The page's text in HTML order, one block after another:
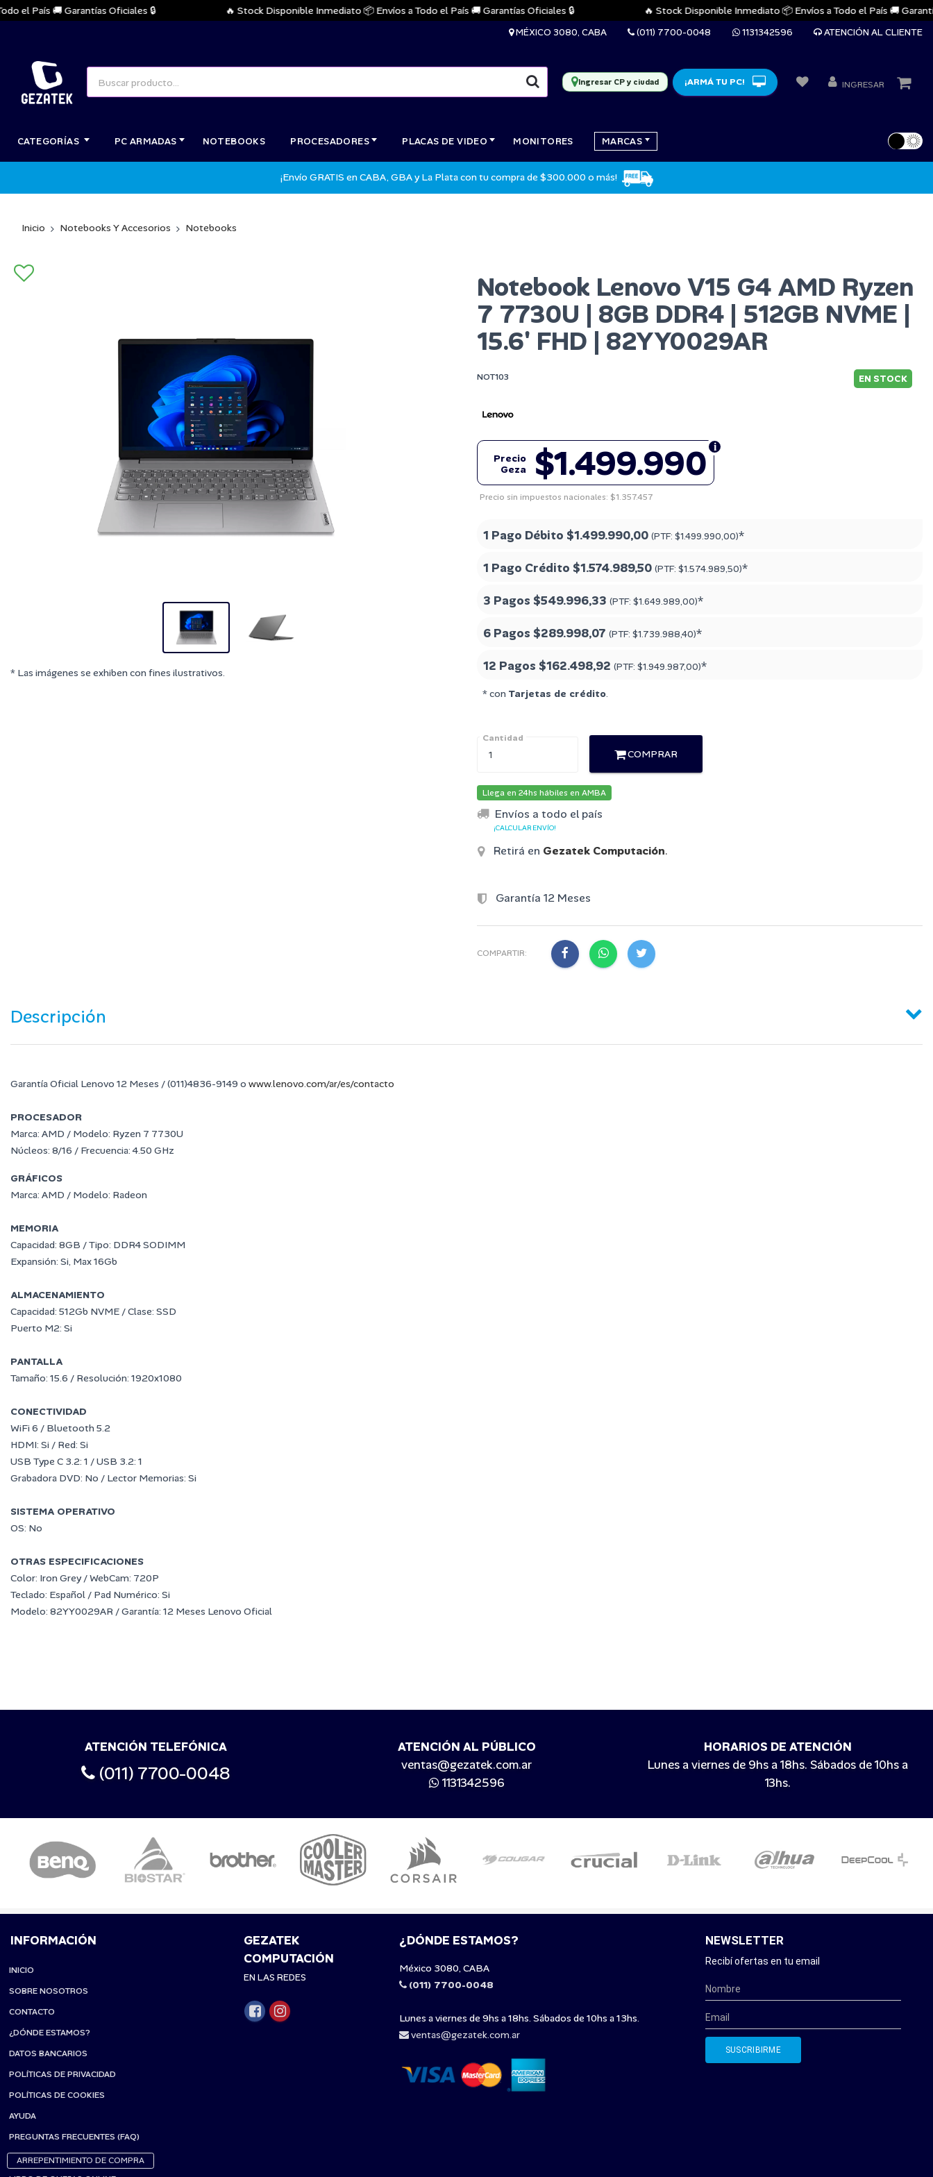
🚚 Garantías Oficiales 🔒 🔥 Stock Disponible Inmediato 📦 Envíos a Todo el País 🚚 Garantías Oficiales 🔒 🔥 Stock Disponible Inmediato 📦 Envíos a Todo el País 🚚 Garantías
MÉXICO 3080, CABA (011) 7700-0048 1131342596 ATENCIÓN AL CLIENTE
Ingresar CP y ciudad ¡ARMÁ TU PC! INGRESAR
CATEGORÍAS PC ARMADAS NOTEBOOKS PROCESADORES PLACAS DE VIDEO MONITORES MARCAS
¡Envío GRATIS en CABA, GBA y La Plata con tu compra de $300.000 o más!
Inicio Notebooks Y Accesorios Notebooks
* Las imágenes se exhiben con fines ilustrativos.
Notebook Lenovo V15 G4 AMD Ryzen
7 7730U | 8GB DDR4 | 512GB NVME |
15.6' FHD | 82YY0029AR
NOT103 EN STOCK
$1.499.990
Precio
Geza
Precio sin impuestos nacionales: $1.357.457
1 Pago Débito $1.499.990,00 (PTF: $1.499.990,00)*
1 Pago Crédito $1.574.989,50 (PTF: $1.574.989,50)*
3 Pagos $549.996,33 (PTF: $1.649.989,00)*
6 Pagos $289.998,07 (PTF: $1.739.988,40)*
12 Pagos $162.498,92 (PTF: $1.949.987,00)*
* con Tarjetas de crédito
Cantidad
COMPRAR
Llega en 24hs hábiles en AMBA
Envíos a todo el país
¡CALCULAR ENVÍO!
Retirá en Gezatek Computación.
Garantía 12 Meses
COMPARTIR:
Descripción
Garantía Oficial Lenovo 12 Meses / (011)4836-9149 o www.lenovo.com/ar/es/contacto
PROCESADOR
Marca: AMD / Modelo: Ryzen 7 7730U
Núcleos: 8/16 / Frecuencia: 4.50 GHz
GRÁFICOS
Marca: AMD / Modelo: Radeon
MEMORIA
Capacidad: 8GB / Tipo: DDR4 SODIMM
Expansión: Si, Max 16Gb
ALMACENAMIENTO
Capacidad: 512Gb NVME / Clase: SSD
Puerto M2: Si
PANTALLA
Tamaño: 15.6 / Resolución: 1920x1080
CONECTIVIDAD
WiFi 6 / Bluetooth 5.2
HDMI: Si / Red: Si
USB Type C 3.2: 1 / USB 3.2: 1
Grabadora DVD: No / Lector Memorias: Si
SISTEMA OPERATIVO
OS: No
OTRAS ESPECIFICACIONES
Color: Iron Grey / WebCam: 720P
Teclado: Español / Pad Numérico: Si
Modelo: 82YY0029AR / Garantía: 12 Meses Lenovo Oficial
ATENCIÓN TELEFÓNICA
(011) 7700-0048
ATENCIÓN AL PÚBLICO
ventas@gezatek.com.ar
1131342596
HORARIOS DE ATENCIÓN
Lunes a viernes de 9hs a 18hs. Sábados de 10hs a
13hs.
INFORMACIÓN
INICIO
SOBRE NOSOTROS
CONTACTO
¿DÓNDE ESTAMOS?
DATOS BANCARIOS
POLÍTICAS DE PRIVACIDAD
POLÍTICAS DE COOKIES
AYUDA
PREGUNTAS FRECUENTES (FAQ)
ARREPENTIMIENTO DE COMPRA
GEZATEK
COMPUTACIÓN
EN LAS REDES
¿DÓNDE ESTAMOS?
México 3080, CABA
(011) 7700-0048
Lunes a viernes de 9hs a 18hs. Sábados de 10hs a 13hs.
ventas@gezatek.com.ar
NEWSLETTER
Recibí ofertas en tu email